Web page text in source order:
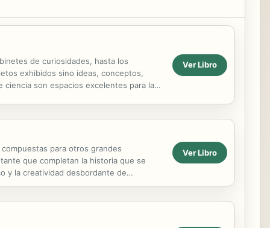
de curiosidades, hasta los
exhibidos sino ideas, conceptos,
son espacios excelentes para la
Ver Libro
para otros grandes
que completan la historia que se
y la creatividad desbordante de
se observan la...
Ver Libro